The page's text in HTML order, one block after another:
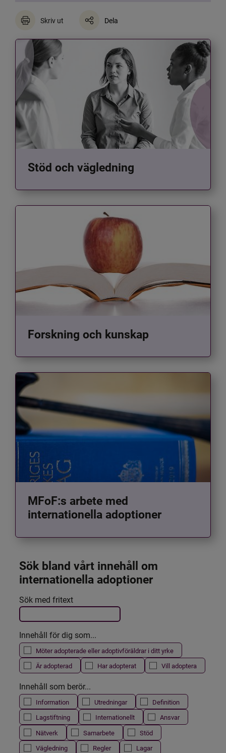
Skriv ut Dela
Stöd och vägledning
Forskning och kunskap
MFoF:s arbete med
internationella adoptioner
Sök bland vårt innehåll om
internationella adoptioner
Filtrera resultatet
Det här formuläret postas automatiskt
Sök med fritext
Innehåll för dig som...
Möter adopterade eller adoptivföräldrar i ditt yrke
Är adopterad
Har adopterat Vill adoptera
Innehåll som berör...
Information Utredningar
Definition
Lagstiftning
Internationellt
Ansvar
Nätverk
Samarbete
Stöd
Vägledning
Regler
Lagar